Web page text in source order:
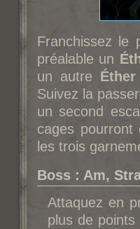
Franchissez le
préalable un
un autre Éther
Suivez la
un second
cages
les trois
Boss : Am,
Attaquez en
plus de